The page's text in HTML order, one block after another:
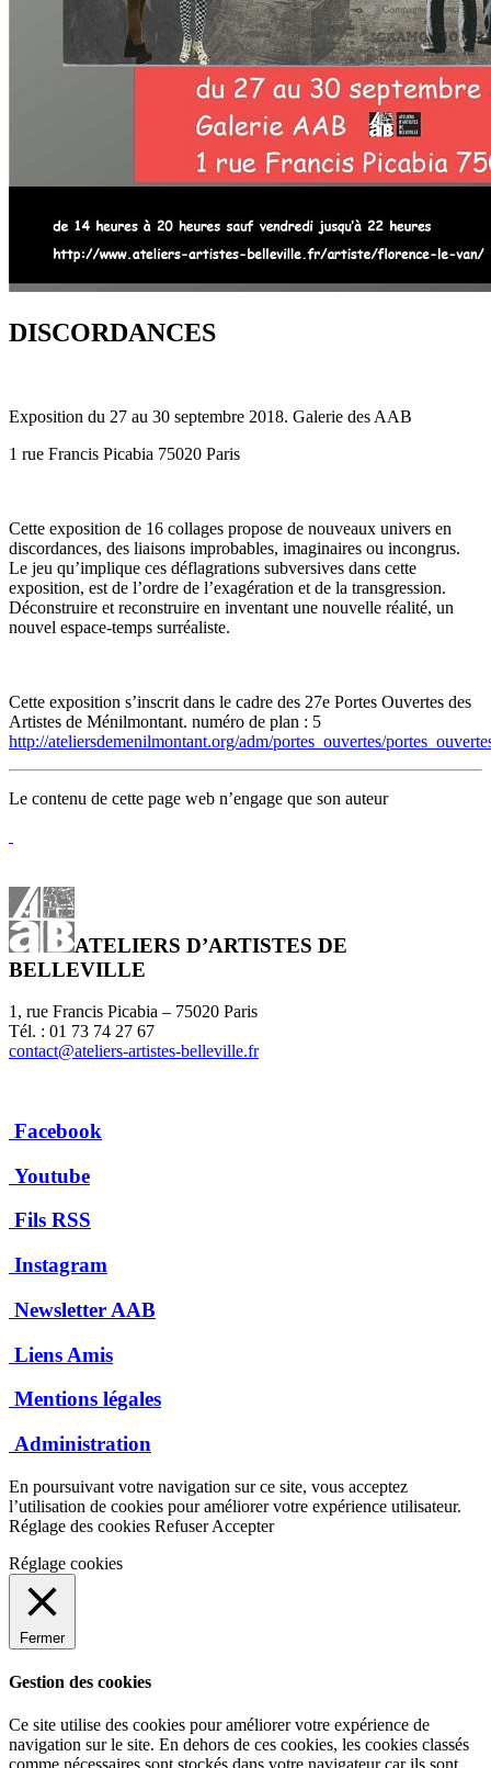
DISCORDANCES
Exposition du 27 au 30 septembre 2018. Galerie des AAB
1 rue Francis Picabia 75020 Paris
Cette exposition de 16 collages propose de nouveaux univers en
discordances, des liaisons improbables, imaginaires ou incongrus.
Le jeu qu’implique ces déflagrations subversives dans cette
exposition, est de l’ordre de l’exagération et de la transgression.
Déconstruire et reconstruire en inventant une nouvelle réalité, un
nouvel espace-temps surréaliste.
Cette exposition s’inscrit dans le cadre des 27e Portes Ouvertes des
Artistes de Ménilmontant. numéro de plan : 5
http://ateliersdemenilmontant.org/adm/portes_ouvertes/
Le contenu de cette page web n’engage que son auteur
ATELIERS D’ARTISTES DE
BELLEVILLE
1, rue Francis Picabia – 75020 Paris
Tél. : 01 73 74 27 67
contact@ateliers-artistes-belleville.fr
Facebook
Youtube
Fils RSS
Instagram
Newsletter AAB
Liens Amis
Mentions légales
Administration
En poursuivant votre navigation sur ce site, vous acceptez
l’utilisation de cookies pour améliorer votre expérience utilisateur.
Réglage des cookies Refuser Accepter
Réglage cookies
Fermer
Gestion des cookies
Ce site utilise des cookies pour améliorer votre expérience de
navigation sur le site. En dehors de ces cookies, les cookies classés